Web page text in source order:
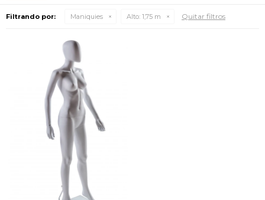
Filtrando por: Maniquies Alto: 1,75 m Quitar filtros